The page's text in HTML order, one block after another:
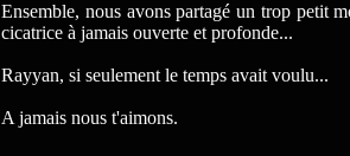
Ensemble, nous avons partagé un trop petit
cicatrice à jamais ouverte et profonde...
Rayyan, si seulement le temps avait voulu...
A jamais nous t'aimons.